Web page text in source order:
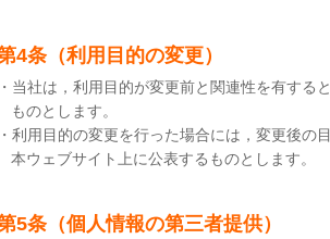
4条（利用目的の変更）
当社は，利用目的が変更前と関連性を有する
ものとします。
利用目的の変更を行った場合には，変更後の
本ウェブサイト上に公表するものとします。
5条（個人情報の第三者提供）